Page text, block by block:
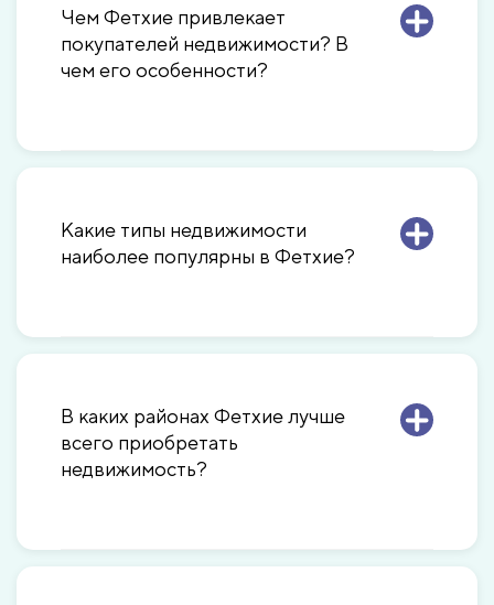
Чем Фетхие привлекает
покупателей недвижимости? В
чем его особенности?
Какие типы недвижимости
наиболее популярны в Фетхие?
В каких районах Фетхие лучше
всего приобретать
недвижимость?